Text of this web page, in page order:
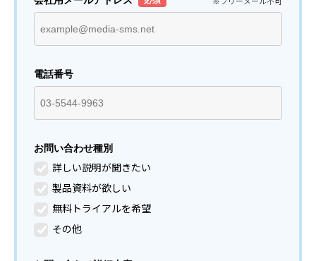
電話番号
お問い合わせ種別
詳しい説明が聞きたい
製品資料が欲しい
無料トライアルを希望
その他